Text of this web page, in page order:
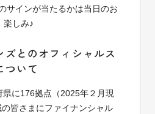
サインが当たるかは当日のお
楽しみ♪
とのオフィシャルス
ついて
県に176拠点（2025年２月現
の皆さまにファイナンシャル